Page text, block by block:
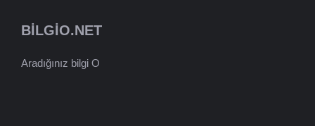
BILGIO.NET
Aradığınız bilgi O